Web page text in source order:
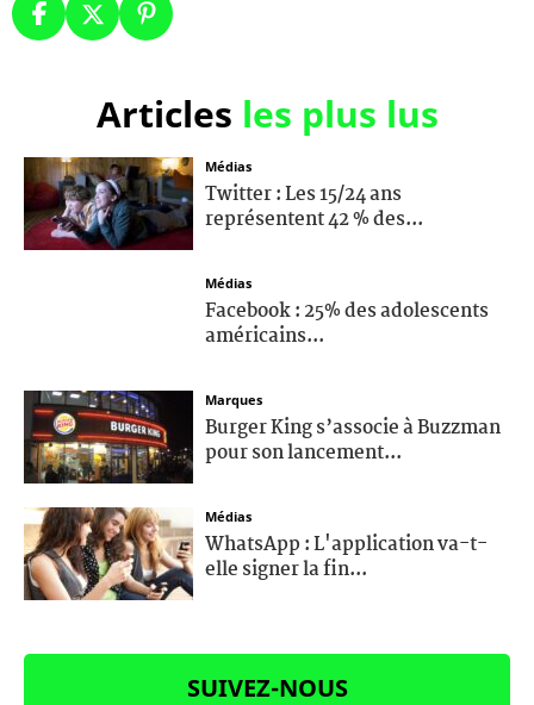
Articles les plus lus
Médias
Twitter : Les 15/24 ans
représentent 42 % des...
Médias
Facebook : 25% des adolescents
américains...
Marques
Burger King s’associe à Buzzman
pour son lancement...
Médias
WhatsApp : L'application va-t-
elle signer la fin...
SUIVEZ-NOUS